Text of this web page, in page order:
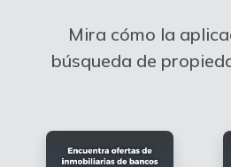
Mira cómo la
búsqueda de